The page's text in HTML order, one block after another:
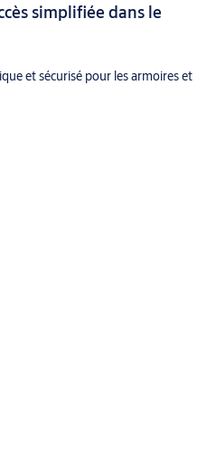
simplifiée dans le
et sécurisé pour les armoires et